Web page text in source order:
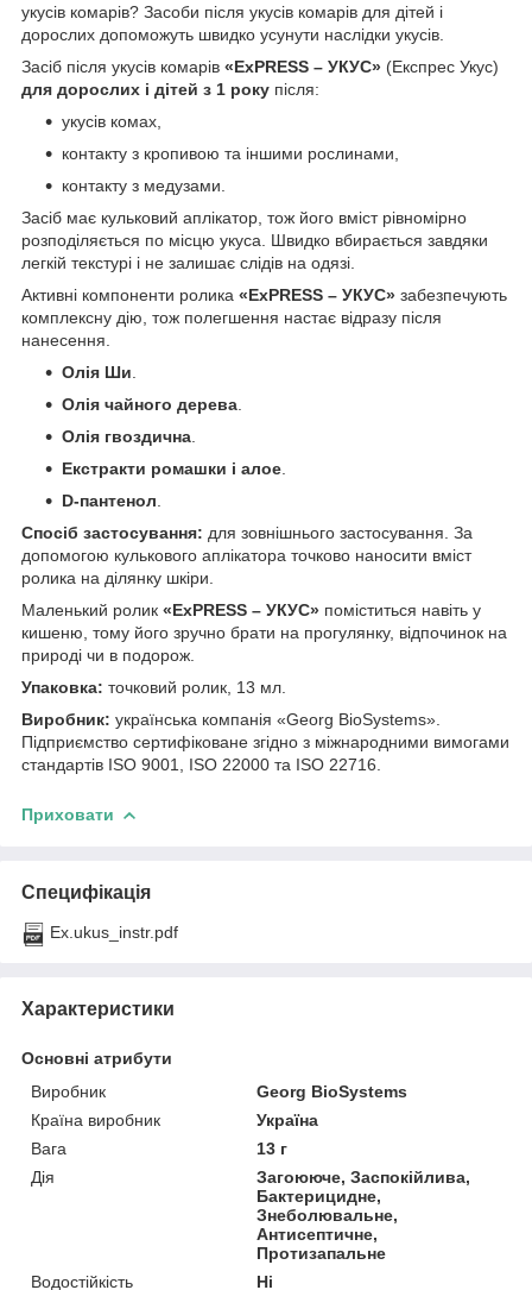
укусів комарів? Засоби після укусів комарів для дітей і
дорослих допоможуть швидко усунути наслідки укусів.
Засіб після укусів комарів «ExPRESS – УКУС» (Експрес Укус)
для дорослих і дітей з 1 року після:
укусів комах,
контакту з кропивою та іншими рослинами,
контакту з медузами.
Засіб має кульковий аплікатор, тож його вміст рівномірно
розподіляється по місцю укуса. Швидко вбирається завдяки
легкій текстурі і не залишає слідів на одязі.
Активні компоненти ролика «ExPRESS – УКУС» забезпечують
комплексну дію, тож полегшення настає відразу після
нанесення.
Олія Ши
Олія чайного дерева
Олія гвоздична
Екстракти ромашки і алое
D-пантенол
Спосіб застосування: для зовнішнього застосування. За
допомогою кулькового аплікатора точково наносити вміст
ролика на ділянку шкіри.
Маленький ролик «ExPRESS – УКУС» поміститься навіть у
кишеню, тому його зручно брати на прогулянку, відпочинок на
природі чи в подорож.
Упаковка: точковий ролик, 13 мл.
Виробник: українська компанія «Georg BioSystems».
Підприємство сертифіковане згідно з міжнародними вимогами
стандартів ISO 9001, ISO 22000 та ISO 22716.
Приховати
Специфікація
Ex.ukus_instr.pdf
Характеристики
Основні атрибути
Виробник
Georg BioSystems
Країна виробник
Україна
Вага
13 г
Дія
Загоююче, Заспокійлива,
Бактерицидне,
Знеболювальне,
Антисептичне,
Протизапальне
Водостійкість
Ні